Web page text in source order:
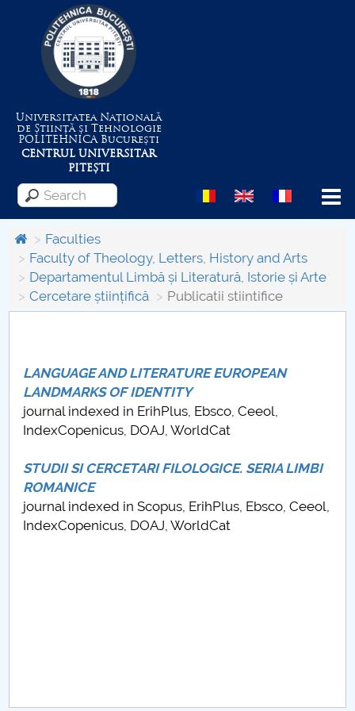
Universitatea Națională
de Știință și Tehnologie
POLITEHNICABucurești
CENTRUL UNIVERSITAR
PITEȘTI
Menu
About the University
Centrul de Management al Proiectelor
Nr. de telefon si adrese Facultăți
Admission
Români de pretutindeni - ADMITERE
Senate
International Relations
Faculties
Faculty of Theology, Letters, History and Arts
Departamentul Limbă și Literatură, Istorie și Arte
Cercetare științifică
Publicatii stiintifice
LANGUAGE AND LITERATURE EUROPEAN
LANDMARKS OF IDENTITY
journal indexed in ErihPlus, Ebsco, Ceeol,
IndexCopenicus, DOAJ, WorldCat
STUDII SI CERCETARI FILOLOGICE. SERIA LIMBI
ROMANICE
journal indexed in Scopus, ErihPlus, Ebsco, Ceeol,
IndexCopenicus, DOAJ, WorldCat